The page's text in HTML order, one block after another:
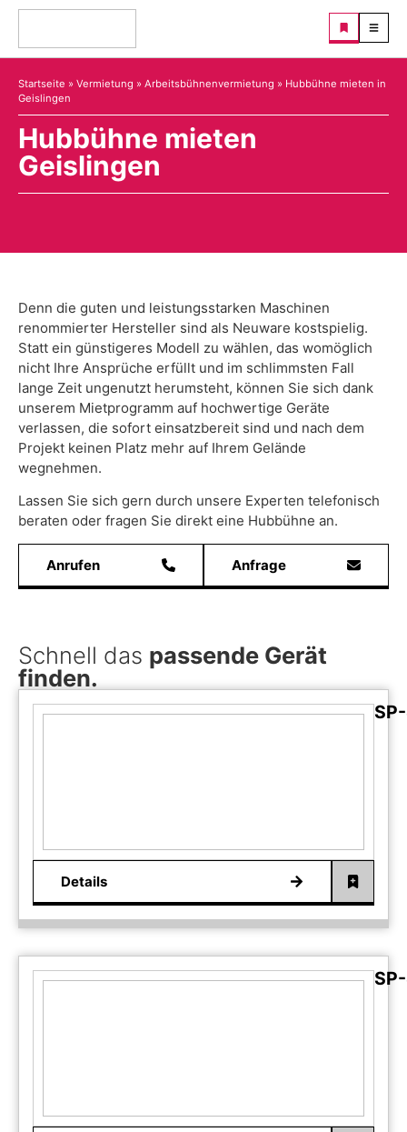
Startseite » Vermietung » Arbeitsbühnenvermietung » Hubbühne mieten in
Geislingen
Hubbühne mieten
Geislingen
Denn die guten und leistungsstarken Maschinen
renommierter Hersteller sind als Neuware kostspielig.
Statt ein günstigeres Modell zu wählen, das womöglich
nicht Ihre Ansprüche erfüllt und im schlimmsten Fall
lange Zeit ungenutzt herumsteht, können Sie sich dank
unserem Mietprogramm auf hochwertige Geräte
verlassen, die sofort einsatzbereit sind und nach dem
Projekt keinen Platz mehr auf Ihrem Gelände
wegnehmen.
Lassen Sie sich gern durch unsere Experten telefonisch
beraten oder fragen Sie direkt eine Hubbühne an.
Anrufen Anfrage
Schnell das passende Gerät
finden.
Details